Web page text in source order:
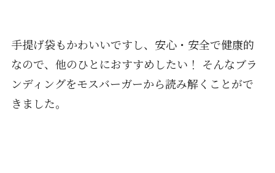
手提げ袋もかわいいですし、安心・安全で健康的
なので、他のひとにおすすめしたい！ そんなブラ
ンディングをモスバーガーから読み解くことがで
きました。